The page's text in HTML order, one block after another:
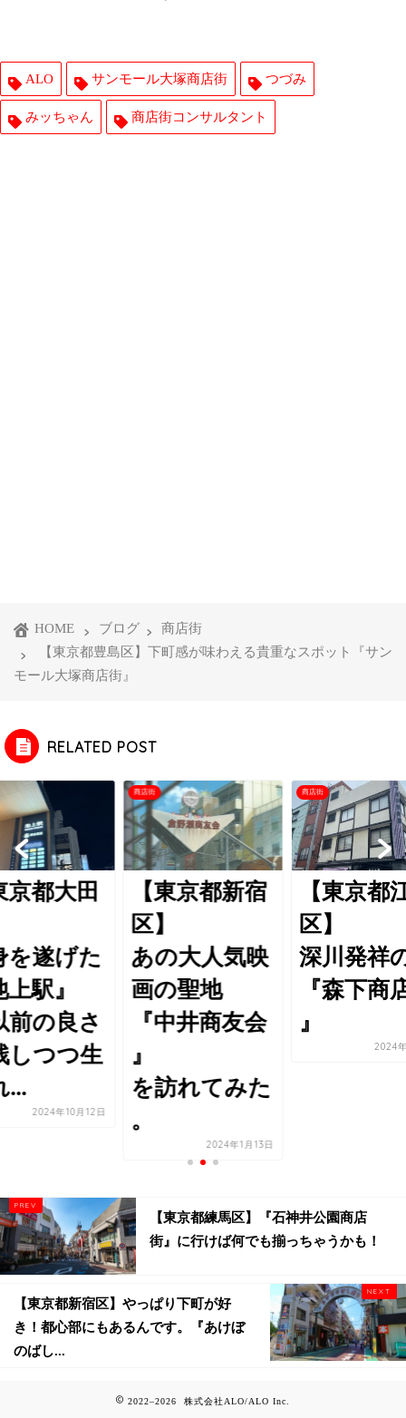
ALO サンモール大塚商店街 つづみ
みッちゃん 商店街コンサルタント
HOME ブログ
商店街
【東京都豊島区】下町感が味わえる貴重なスポット『サン
モール大塚商店街』
RELATED POST
京都大田
を遂げた
駅』
前の良さ
しつつ生
...
2024年10月12日
商店街
【東京都新宿
区】
あの大人気映
画の聖地
『中井商友会
』
を訪れてみた
。
2024年1月13日
商店街
【東京都
区】
深川発祥
『森下商
』
2024
【東京都練馬区】『石神井公園商店
街』に行けば何でも揃っちゃうかも！
【東京都新宿区】やっぱり下町が好
き！都心部にもあるんです。『あけぼ
のばし...
2022–2026 株式会社ALO/ALO Inc.